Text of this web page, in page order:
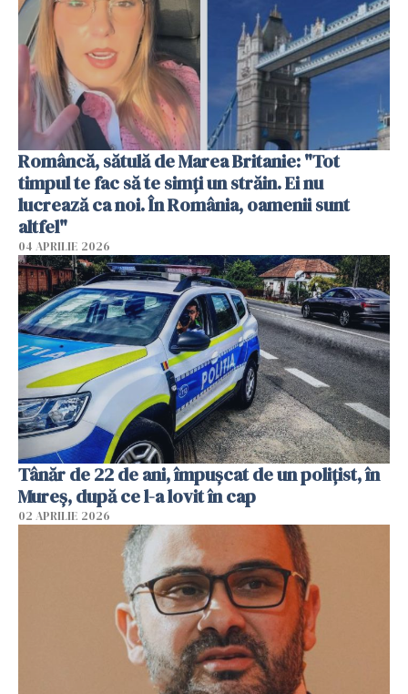
Româncă, sătulă de Marea Britanie: "Tot
timpul te fac să te simți un străin. Ei nu
lucrează ca noi. În România, oamenii sunt
altfel"
04 APRILIE 2026
Tânăr de 22 de ani, împușcat de un polițist, în
Mureș, după ce l-a lovit în cap
02 APRILIE 2026